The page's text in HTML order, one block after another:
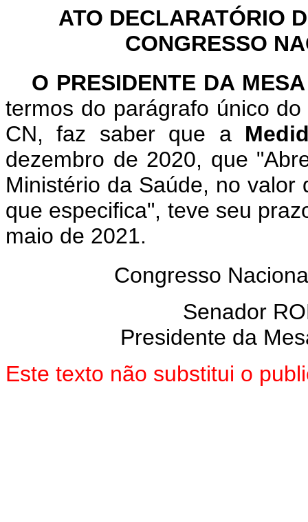
ATO DECLARATÓRIO
CONGRESSO
O PRESIDENTE DA
termos do parágrafo único
CN, faz saber que a
dezembro de 2020, que
Ministério da Saúde, no
que especifica", teve seu
maio de 2021.
Congresso
Senador
Presidente da
Este texto não substitui o